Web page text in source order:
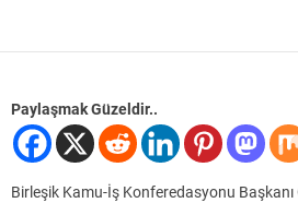
Paylaşmak Güzeldir..
Birleşik Kamu-İş Konferedasyonu Başkanı